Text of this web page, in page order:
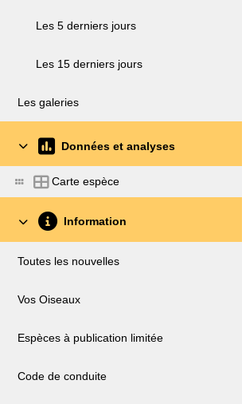
Les 5 derniers jours
Les 15 derniers jours
Les galeries
Données et analyses
Carte espèce
Information
Toutes les nouvelles
Vos Oiseaux
Espèces à publication limitée
Code de conduite